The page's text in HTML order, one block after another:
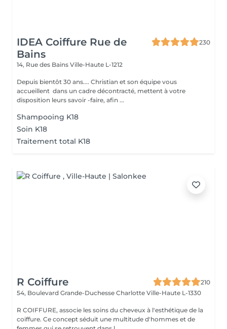
IDEA Coiffure Rue de
Bains
230
14, Rue des Bains Ville-Haute L-1212
Depuis bientôt 30 ans.... Christian et son équipe vous
accueillent dans un cadre décontracté, mettent à votre
disposition leurs savoir -faire, afin ...
Shampooing K18
Soin K18
Traitement total K18
R Coiffure
210
54, Boulevard Grande-Duchesse Charlotte Ville-Haute L-1330
R COIFFURE, associe les soins du cheveux à l'esthétique de la
coiffure. Ce concept séduit une multitude d'hommes et de